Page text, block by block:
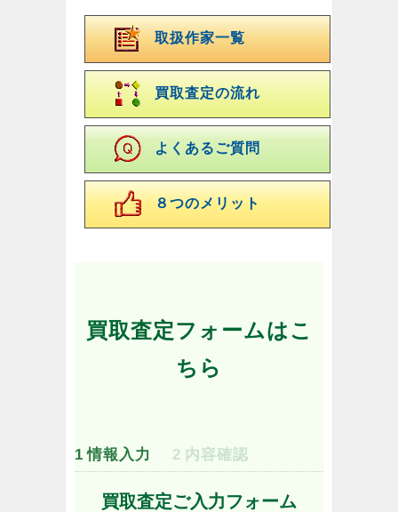
取扱作家一覧
買取査定の流れ
よくあるご質問
８つのメリット
買取査定フォームはこ
ちら
1 情報入力 2 内容確認
買取査定ご入力フォーム